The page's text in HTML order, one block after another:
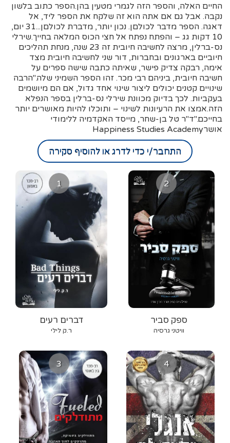
החיים האלה, והספר הזה לגמרי מטעין בהן.הספר כתוב בלשון
נקבה. אבל גם אם אתה הוא זה שלקח את הספר ליד, אל
דאגה. הספר מדבר לכולםן. נכון יותר, מדברת לכולםן...31 יום,
10 דקות גג – והפתח נפתח אל חצי הכוס המלאה בחייך.שירלי
נס-ברלין, מרצה לחשיבה חיובית זה 23 שנה, מנחת תהליכים
חיוביים בארגונים ובחברות, דור שני לחשיבה חיובית מצד
אימה, רבקה צדיק פישר, שאיתה כתבה שישה ספרים על
חשיבה חיובית, ביניהם רבי מכר. זהו הספר השמיני שלה."הרבה
שינויים קטנים יכולים ליצור שינוי אחד גדול, אם הם מיושמים
בעקביות. לכך בדיוק מכוונת שירלי נס-ברלין בספר הנפלא
הזה.אמצו את הרעיונות לשינוי – ותוכלו להיות מאושרים יותר
בחייכם."ד"ר טל בן-שחר, מייסד האקדמיה ללימודי
אושרHappiness Studies Academy
התחבר/י כדי לדרג או להוסיף סקירה
1
דברים רעים
ר.ק לילי
2
ספק סביר
וויטני גרסיה
3 4